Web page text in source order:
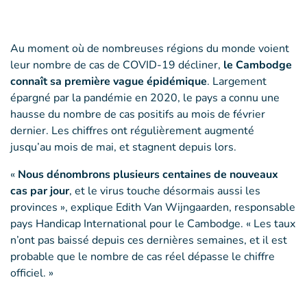
Au moment où de nombreuses régions du monde voient
leur nombre de cas de COVID-19 décliner, le Cambodge
connaît sa première vague épidémique. Largement
épargné par la pandémie en 2020, le pays a connu une
hausse du nombre de cas positifs au mois de février
dernier. Les chiffres ont régulièrement augmenté
jusqu’au mois de mai, et stagnent depuis lors.
« Nous dénombrons plusieurs centaines de nouveaux
cas par jour, et le virus touche désormais aussi les
provinces », explique Edith Van Wijngaarden, responsable
pays Handicap International pour le Cambodge. « Les taux
n’ont pas baissé depuis ces dernières semaines, et il est
probable que le nombre de cas réel dépasse le chiffre
officiel. »